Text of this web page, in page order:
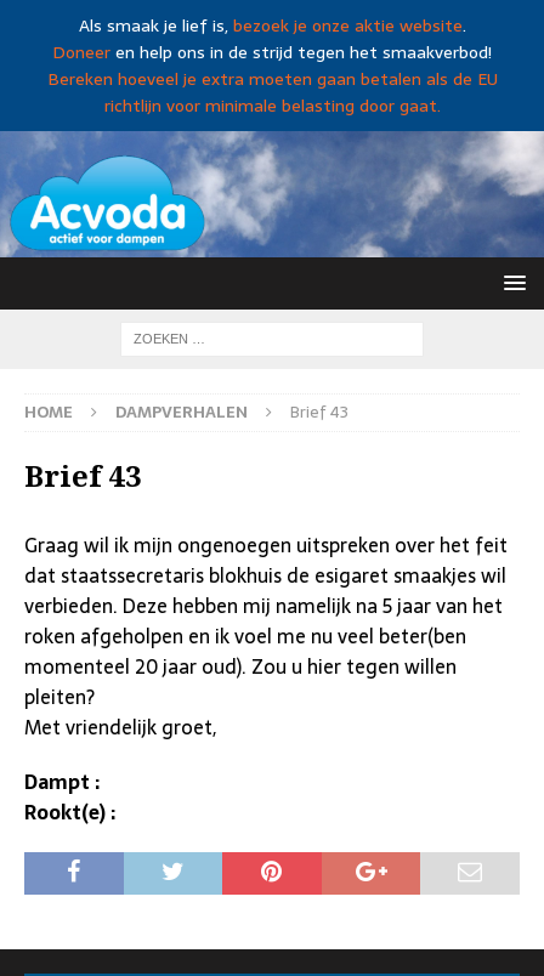
Als smaak je lief is,bezoek je onze aktie website.
Doneeren help ons in de strijd tegen het smaakverbod!
Bereken hoeveel je extra moeten gaan betalen als de EU
richtlijn voor minimale belasting door gaat.
HOME DAMPVERHALEN Brief 43
Brief 43
Graag wil ik mijn ongenoegen uitspreken over het feit
dat staatssecretaris blokhuis de esigaret smaakjes wil
verbieden. Deze hebben mij namelijk na 5 jaar van het
roken afgeholpen en ik voel me nu veel beter(ben
momenteel 20 jaar oud). Zou u hier tegen willen
pleiten?
Met vriendelijk groet,
Dampt :
Rookt(e) :